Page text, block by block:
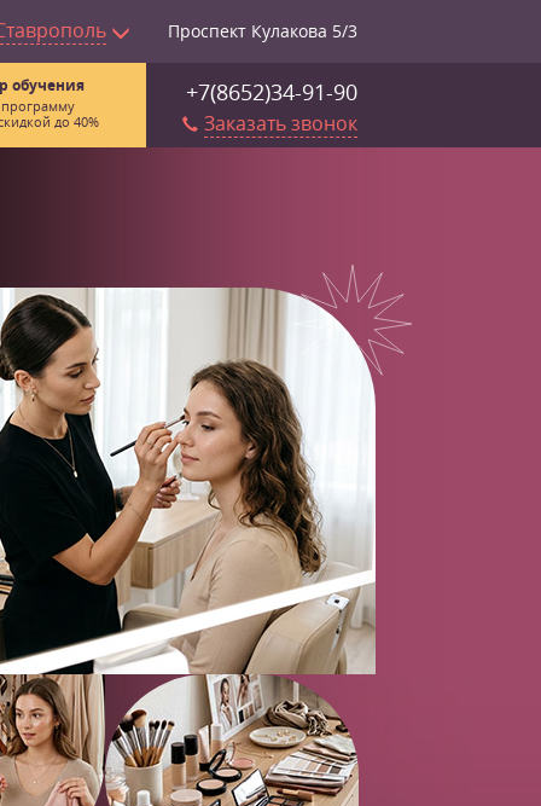
Проспект Кулакова 5/3
+7(8652)34-91-90
Заказать звонок
обучения
до 40%